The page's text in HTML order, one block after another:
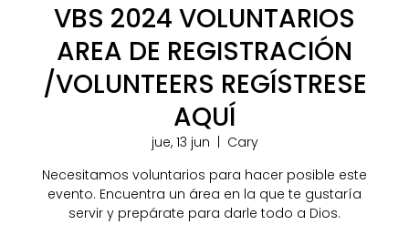
VBS 2024 VOLUNTARIOS
AREA DE REGISTRACIÓN
/VOLUNTEERS REGÍSTRESE
AQUÍ
jue, 13 jun
Cary
Necesitamos voluntarios para hacer posible este
evento. Encuentra un área en la que te gustaría
servir y prepárate para darle todo a Dios.